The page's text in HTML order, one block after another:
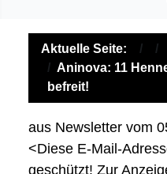
Aktuelle Seite:
Aninova: 11
befreit!
aus Newsletter vom
<Diese E-Mail-
geschützt! Zur